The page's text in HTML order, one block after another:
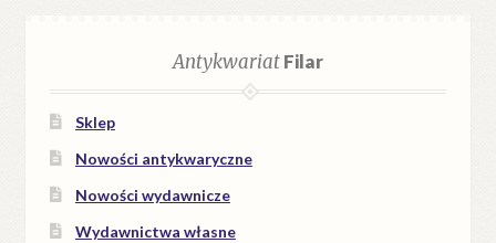
AntykwariatFilar
Sklep
Nowości antykwaryczne
Nowości wydawnicze
Wydawnictwa własne